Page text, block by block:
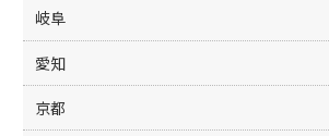
岐阜
愛知
京都